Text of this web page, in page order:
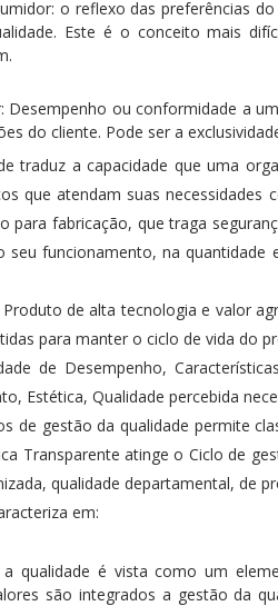
o reflexo das preferências
Este é o conceito mais
Desempenho ou conformidade a
do cliente. Pode ser a
traduz a capacidade que uma
que atendam suas necessidades
para fabricação, que traga
seu funcionamento, na
de alta tecnologia e valor
para manter o ciclo de vida do
de Desempenho,
Estética, Qualidade percebida
de gestão da qualidade permite
Transparente atinge o Ciclo de
qualidade departamental, de
em:
a qualidade é vista como um
são integrados a gestão da